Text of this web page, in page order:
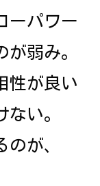
ーパワー
弱み。
性が良い
い。
が、